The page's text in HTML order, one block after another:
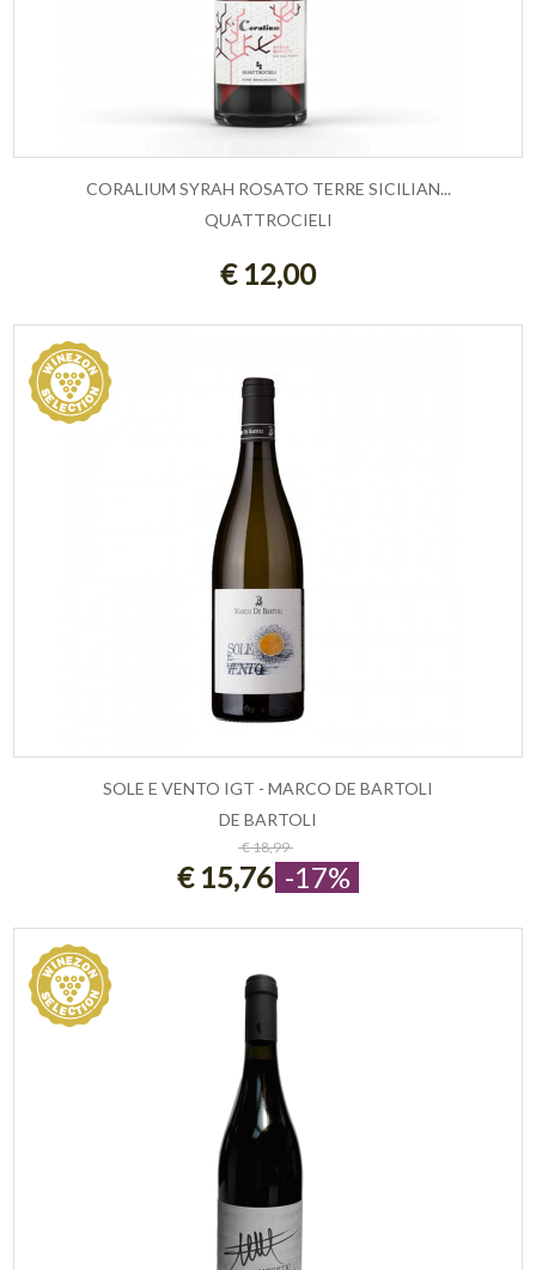
AGGIUNGI AL CARRELLO
CORALIUM SYRAH ROSATO TERRE SICILIAN...
QUATTROCIELI
€ 12,00
ESAURITO
SOLE E VENTO IGT - MARCO DE BARTOLI
DE BARTOLI
€ 18,99
€ 15,76 -17%